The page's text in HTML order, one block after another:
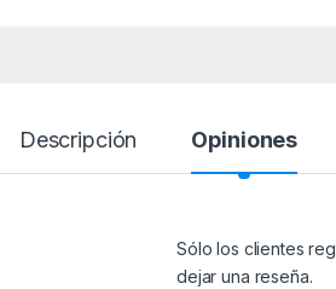
Descripción Opiniones
Sólo los clientes
dejar una reseña.